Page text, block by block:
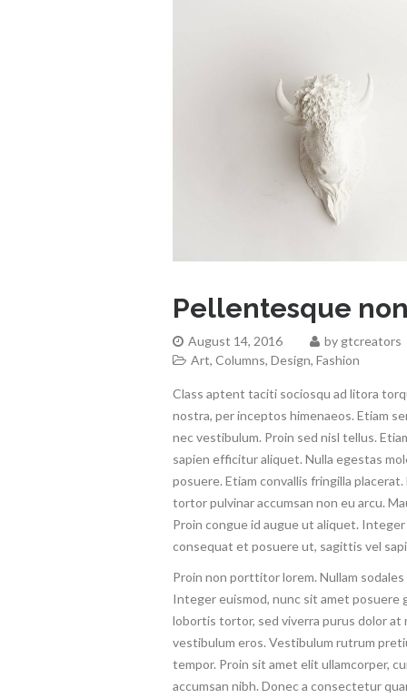
Pellentesque
August 14, 2016 by gtcreators
Art, Columns, Design, Fashion
Class aptent taciti sociosqu ad litora
nostra, per inceptos himenaeos. Etiam
nec vestibulum. Proin sed nisl tellus.
sapien efficitur aliquet. Nulla egestas
posuere. Etiam convallis fringilla
tortor pulvinar accumsan non eu arcu.
Proin congue id augue ut aliquet.
consequat et posuere ut, sagittis vel
Proin non porttitor lorem. Nullam sodales
Integer euismod, nunc sit amet posuere
lobortis tortor, sed viverra purus dolor at
vestibulum eros. Vestibulum rutrum
tempor. Proin sit amet elit ullamcorper,
accumsan nibh. Donec a consectetur